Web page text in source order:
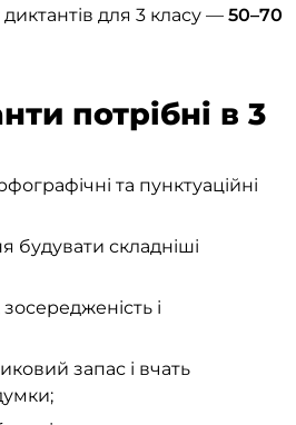
для 3 класу — 50–70
потрібні в 3
та пунктуаційні
будувати складніші
і
запас і вчать